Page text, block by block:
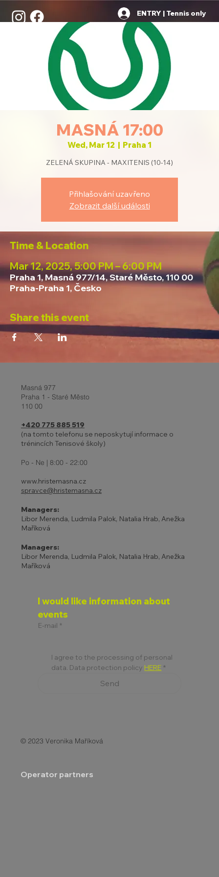
ENTRY | Tennis only
MASNÁ 17:00
Wed, Mar 12
  |
Praha 1
ZELENÁ SKUPINA - MAXITENIS (10-14)
Přihlašování uzavřeno
Zobrazit další události
Time & Location
Mar 12, 2025, 5:00 PM – 6:00 PM
Praha 1, Masná 977/14, Staré Město, 110 00
Praha-Praha 1, Česko
Share this event
Masná 977
Praha 1 - Staré Město
110 00
+420 775 885 519
(na tomto telefonu se neposkytují informace o
trénincích Tenisové školy)
Po - Ne | 8:00 - 22:00
www.hristemasna.cz
spravce@hristemasna.cz
Managers:
Libor Merenda, Ludmila Palok, Natalia Hrab, Anežka
Maříková
Managers:
Libor Merenda, Ludmila Palok, Natalia Hrab, Anežka
Maříková
I would like information about
events
E-mail *
I agree to the processing of personal
data. Data protection policy HERE *
Send
© 2023 Veronika Maříková
Operator partners